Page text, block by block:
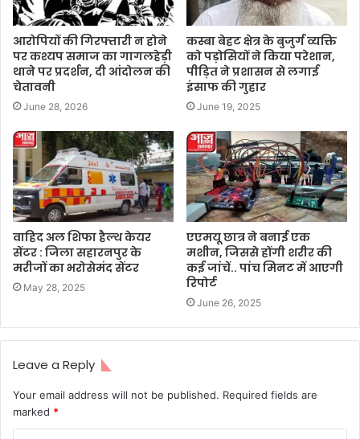
आरोपियों की गिरफ्तारी न होने
पर कश्यप समाज का गागलहेड़ी
थाने पर प्रदर्शन, दी आंदोलन की
चेतावनी
June 28, 2026
कस्बा बेहट क्षेत्र के बुजुर्ग व्यक्ति
को पड़ोसियों ने किया परेशान,
पीड़ित ने प्रशासन से लगाई
इंसाफ की गुहार
June 19, 2025
वाहिद अल शिफा हैल्थ केयर
सेंटर : जिला सहारनपुर के
मरीजों का भरोसेमंद सेंटर
May 28, 2025
एएमयू छात्र ने बनाई एक
मशीन, जिससे होंगी शरीर की
कई जांचें.. पांच मिनट में आएगी
रिपोर्ट
June 26, 2025
Leave a Reply
Your email address will not be published. Required fields are
marked *